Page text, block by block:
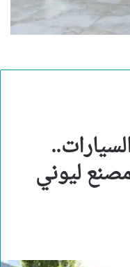
ليوني